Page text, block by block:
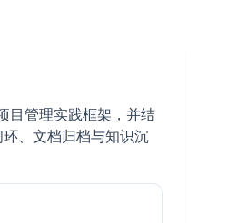
目管理实践框架，并结
、文档归档与知识沉